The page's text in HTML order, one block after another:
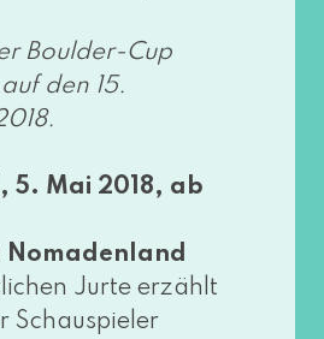
Boulder-Cup
den 15.
5. Mai 2018, ab
Nomadenland
Jurte erzählt
Schauspieler